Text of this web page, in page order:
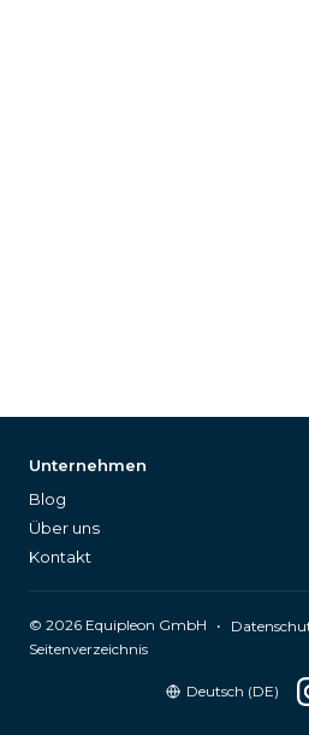
Unternehmen
Blog
Über uns
Kontakt
© 2026 Equipleon GmbH •
Seitenverzeichnis
Deutsch (DE)